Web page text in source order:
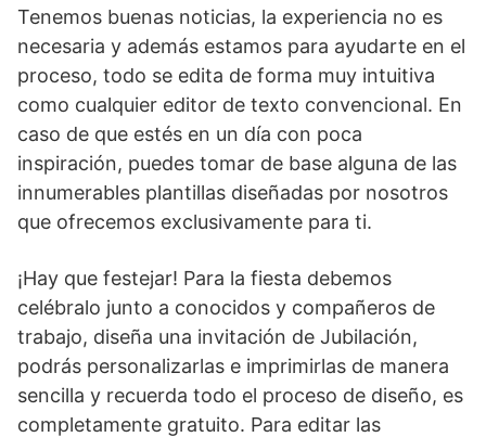
Tenemos buenas noticias, la experiencia no es
necesaria y además estamos para ayudarte en el
proceso, todo se edita de forma muy intuitiva
como cualquier editor de texto convencional. En
caso de que estés en un día con poca
inspiración, puedes tomar de base alguna de las
innumerables plantillas diseñadas por nosotros
que ofrecemos exclusivamente para ti.
¡Hay que festejar! Para la fiesta debemos
celébralo junto a conocidos y compañeros de
trabajo, diseña una invitación de Jubilación,
podrás personalizarlas e imprimirlas de manera
sencilla y recuerda todo el proceso de diseño, es
completamente gratuito. Para editar las